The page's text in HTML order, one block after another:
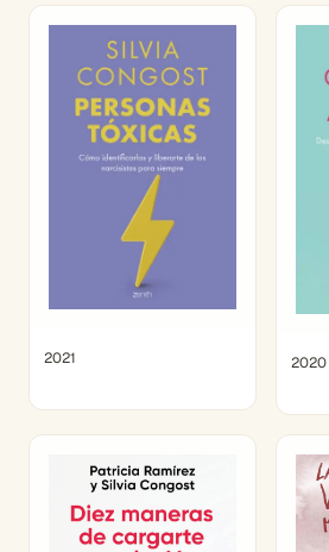
2021 2020